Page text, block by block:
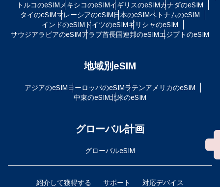
トルコのeSIM メキシコのeSIMイギリスのeSIMカナダのeSIM
タイのeSIMマレーシアのeSIM日本のeSIMベトナムのeSIM
インドのeSIM ドイツのeSIMギリシャのeSIM
サウジアラビアのeSIMアラブ首長国連邦のeSIMエジプトのeSIM
地域別eSIM
アジアのeSIMヨーロッパのeSIMラテンアメリカのeSIM
中東のeSIM北米のeSIM
グローバル計画
グローバルeSIM
紹介して獲得する サポート 対応デバイス